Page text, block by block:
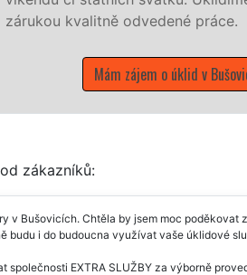
zákazníků:
v Bušovicích. Chtěla by jsem moc
budu i do budoucna využívat vaše úklidové
společnosti EXTRA SLUŽBY za výborně